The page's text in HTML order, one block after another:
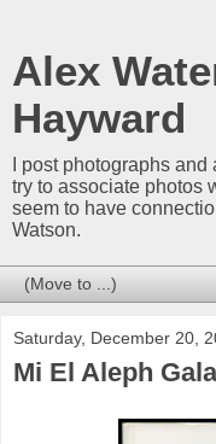
Alex
Hayward
I post photographs
try to associate photos
seem to have
Watson.
Saturday, December 20,
Mi El Aleph